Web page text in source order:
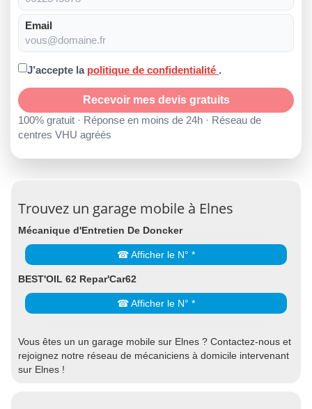
Email
J’accepte la politique de confidentialité .
Recevoir mes devis gratuits
100% gratuit · Réponse en moins de 24h · Réseau de
centres VHU agréés
Trouvez un garage mobile à Elnes
Mécanique d'Entretien De Doncker
☎ Afficher le N° *
BEST'OIL 62 Repar'Car62
☎ Afficher le N° *
Vous êtes un un garage mobile sur Elnes ? Contactez-nous et
rejoignez notre réseau de mécaniciens à domicile intervenant
sur Elnes !